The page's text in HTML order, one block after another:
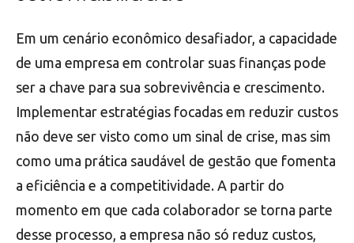
Em um cenário econômico desafiador, a capacidade
de uma empresa em controlar suas finanças pode
ser a chave para sua sobrevivência e crescimento.
Implementar estratégias focadas em reduzir custos
não deve ser visto como um sinal de crise, mas sim
como uma prática saudável de gestão que fomenta
a eficiência e a competitividade. A partir do
momento em que cada colaborador se torna parte
desse processo, a empresa não só reduz custos,